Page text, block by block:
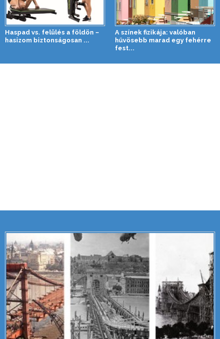
Haspad vs. felülés a földön –
hasizom biztonságosan ...
A színek fizikája: valóban
hűvösebb marad egy fehérre
fest...